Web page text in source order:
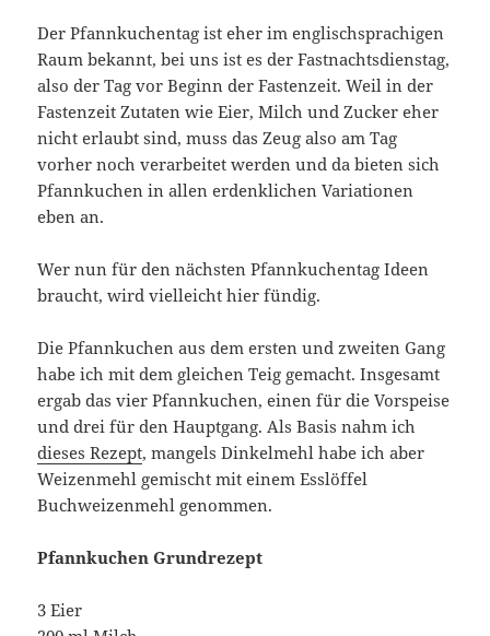
Der Pfannkuchentag ist eher im englischsprachigen
Raum bekannt, bei uns ist es der Fastnachtsdienstag,
also der Tag vor Beginn der Fastenzeit. Weil in der
Fastenzeit Zutaten wie Eier, Milch und Zucker eher
nicht erlaubt sind, muss das Zeug also am Tag
vorher noch verarbeitet werden und da bieten sich
Pfannkuchen in allen erdenklichen Variationen
eben an.
Wer nun für den nächsten Pfannkuchentag Ideen
braucht, wird vielleicht hier fündig.
Die Pfannkuchen aus dem ersten und zweiten Gang
habe ich mit dem gleichen Teig gemacht. Insgesamt
ergab das vier Pfannkuchen, einen für die Vorspeise
und drei für den Hauptgang. Als Basis nahm ich
dieses Rezept, mangels Dinkelmehl habe ich aber
Weizenmehl gemischt mit einem Esslöffel
Buchweizenmehl genommen.
Pfannkuchen Grundrezept
3 Eier